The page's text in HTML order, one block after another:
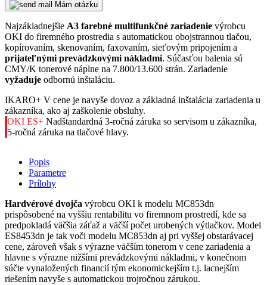
Mám otázku
Najzákladnejšie A3 farebné multifunkčné zariadenie výrobcu
OKI do firemného prostredia s automatickou obojstrannou tlačou,
kopírovaním, skenovaním, faxovaním, sieťovým pripojením a
prijateľnými prevádzkovými nákladmi. Súčasťou balenia sú
CMY/K tonerové náplne na 7.800/13.600 strán. Zariadenie
vyžaduje odbornú inštaláciu.
IKARO+ V cene je navyše dovoz a základná inštalácia zariadenia u
zákazníka, ako aj zaškolenie obsluhy.
OKI ES+ Nadštandardná 3-ročná záruka so servisom u zákazníka,
5-ročná záruka na tlačové hlavy.
Popis
Parametre
Prílohy
Hardvérové dvojča výrobcu OKI k modelu MC853dn
prispôsobené na vyššiu rentabilitu vo firemnom prostredí, kde sa
predpokladá väčšia záťaž a väčší počet urobených výtlačkov. Model
ES8453dn je tak voči modelu MC853dn aj pri vyššej obstarávacej
cene, zároveň však s výrazne väčším tonerom v cene zariadenia a
hlavne s výrazne nižšími prevádzkovými nákladmi, v konečnom
súčte vynaložených financií tým ekonomickejším t.j. lacnejším
riešením navyše s automatickou trojročnou zárukou.